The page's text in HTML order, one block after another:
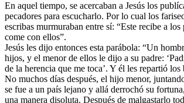
En aquel tiempo, se acercaban a Jesús los
pecadores para escucharlo. Por lo cual los
escribas murmuraban entre sí: “Este recibe a los
come con ellos”.
Jesús les dijo entonces esta parábola: “Un
hijos, y el menor de ellos le dijo a su padre:
de la herencia que me toca’. Y él les repartió los
No muchos días después, el hijo menor,
se fue a un país lejano y allá derrochó su
una manera disoluta. Después de malgastarlo